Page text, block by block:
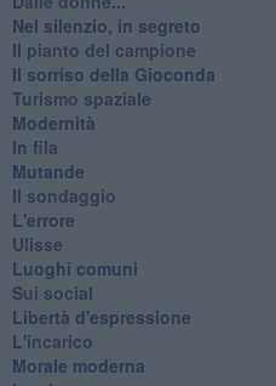
Nel silenzio, in segreto
Il pianto del campione
Il sorriso della Gioconda
Turismo spaziale
Modernità
In fila
Mutande
Il sondaggio
L'errore
Ulisse
Luoghi comuni
Sui social
Libertà d'espressione
L'incarico
Morale moderna